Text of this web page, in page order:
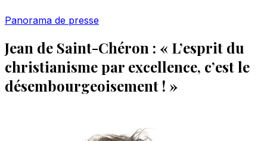
Panorama de presse
Jean de Saint-Chéron : « L’esprit du
christianisme par excellence, c’est le
désembourgeoisement ! »